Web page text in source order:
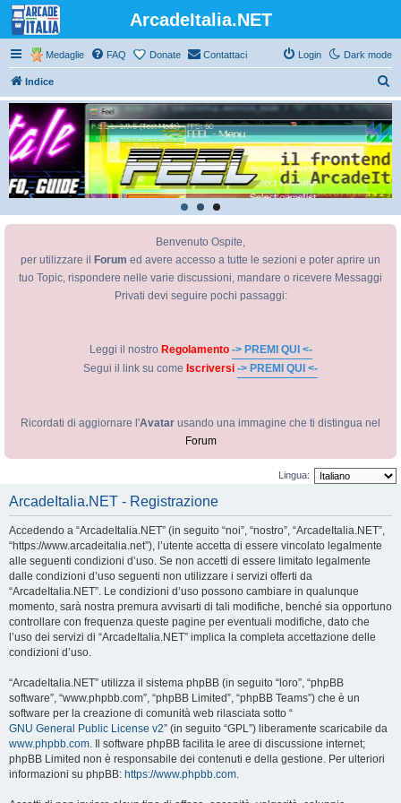
ArcadeItalia.NET
Dark mode
Medaglie FAQ Donate Contattaci Login
Indice
e
r
c
Benvenuto Ospite,
per utilizzare il
Forum ed avere accesso a tutte le sezioni e poter aprire un
tuo Topic, rispondere nelle varie discussioni, mandare o ricevere Messaggi
Privati devi seguire pochi passaggi:
Leggi il nostro Regolamento -> PREMI QUI <-
Segui il link su come Iscriversi -> PREMI QUI <-
Ricordati di aggiornare l'Avatar usando una immagine che ti distingua nel
Forum
Lingua:
ArcadeItalia.NET - Registrazione
Accedendo a “ArcadeItalia.NET” (in seguito “noi”, “nostro”, “ArcadeItalia.NET”,
“https://www.arcadeitalia.net”), l’utente accetta di essere vincolato legalmente
alle seguenti condizioni d’uso. Se non accetti di essere limitato legalmente
dalle condizioni d’uso seguenti non utilizzare i servizi offerti da
“ArcadeItalia.NET”. Le condizioni d’uso possono cambiare in qualunque
momento, sarà nostra premura avvisarti di tali modifiche, benché sia opportuno
controllare con frequenza queste pagine per eventuali modifiche, dato che
l’uso dei servizi di “ArcadeItalia.NET” implica la completa accettazione delle
condizioni d’uso.
“ArcadeItalia.NET” utilizza il sistema phpBB (in seguito “loro”, “phpBB
software”, “www.phpbb.com”, “phpBB Limited”, “phpBB Teams”) che è un
software per la creazione di comunità web rilasciata sotto “
GNU General Public License v2” (in seguito “GPL”) liberamente scaricabile da
www.phpbb.com. Il software phpBB facilita le aree di discussione internet;
phpBB Limited non è responsabile dei contenuti e della gestione. Per ulteriori
informazioni su phpBB: https://www.phpbb.com.